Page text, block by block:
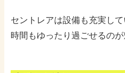
セントレアは設備も充実し
時間もゆったり過ごせるのが